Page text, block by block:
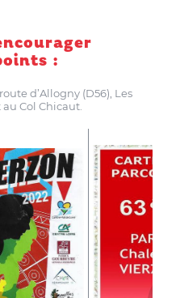
:
d’Allogny (D56), Les
au Col Chicaut.